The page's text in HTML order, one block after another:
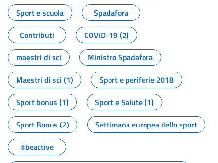
Sport e scuola
Spadafora
Contributi
COVID-19 (2)
maestri di sci
Ministro Spadafora
Maestri di sci (1)
Sport e periferie 2018
Sport bonus (1)
Sport e Salute (1)
Sport Bonus (2)
Settimana europea dello sport
#beactive